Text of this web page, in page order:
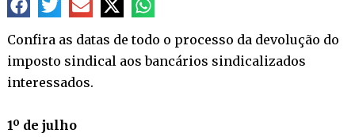
Confira as datas de todo o processo da devolução do
imposto sindical aos bancários sindicalizados
interessados.
1º de julho